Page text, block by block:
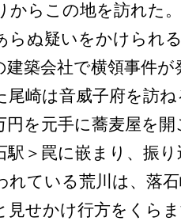
からこの地を訪れた
らぬ疑いをかけられ
建築会社で横領事件が
尾崎は音威子府を訪
円を元手に蕎麦屋を
駅＞罠に嵌まり、振
れている荒川は、落
見せかけ行方をくら